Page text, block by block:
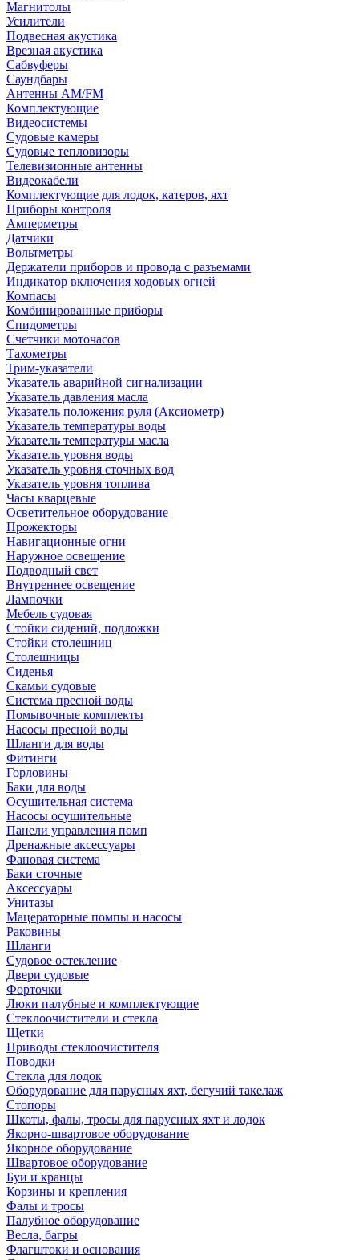
Магнитолы
Усилители
Подвесная акустика
Врезная акустика
Сабвуферы
Саундбары
Антенны AM/FM
Комплектующие
Видеосистемы
Судовые камеры
Cудовые тепловизоры
Телевизионные антенны
Видеокабели
Комплектующие для лодок, катеров, яхт
Приборы контроля
Амперметры
Датчики
Вольтметры
Держатели приборов и провода с разъемами
Индикатор включения ходовых огней
Компасы
Комбинированные приборы
Спидометры
Счетчики моточасов
Тахометры
Трим-указатели
Указатель аварийной сигнализации
Указатель давления масла
Указатель положения руля (Аксиометр)
Указатель температуры воды
Указатель температуры масла
Указатель уровня воды
Указатель уровня сточных вод
Указатель уровня топлива
Часы кварцевые
Осветительное оборудование
Прожекторы
Навигационные огни
Наружное освещение
Подводный свет
Внутреннее освещение
Лампочки
Мебель судовая
Стойки сидений, подложки
Стойки столешниц
Столешницы
Сиденья
Скамьи судовые
Система пресной воды
Помывочные комплекты
Насосы пресной воды
Шланги для воды
Фитинги
Горловины
Баки для воды
Осушительная система
Насосы осушительные
Панели управления помп
Дренажные аксессуары
Фановая система
Баки сточные
Аксессуары
Унитазы
Мацераторные помпы и насосы
Раковины
Шланги
Судовое остекление
Двери судовые
Форточки
Люки палубные и комплектующие
Стеклоочистители и стекла
Щетки
Приводы стеклоочистителя
Поводки
Стекла для лодок
Оборудование для парусных яхт, бегучий такелаж
Стопоры
Шкоты, фалы, тросы для парусных яхт и лодок
Якорно-швартовое оборудование
Якорное оборудование
Швартовое оборудование
Буи и кранцы
Корзины и крепления
Фалы и тросы
Палубное оборудование
Весла, багры
Флагштоки и основания